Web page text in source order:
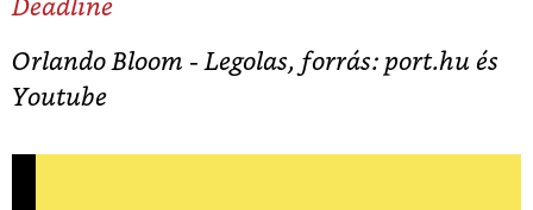
Deadline
Orlando Bloom - Legolas, forrás: port.hu és
Youtube